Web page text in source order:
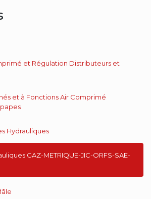
et Régulation Distributeurs et
et à Fonctions Air Comprimé
Hydrauliques
GAZ-METRIQUE-JIC-ORFS-SAE-